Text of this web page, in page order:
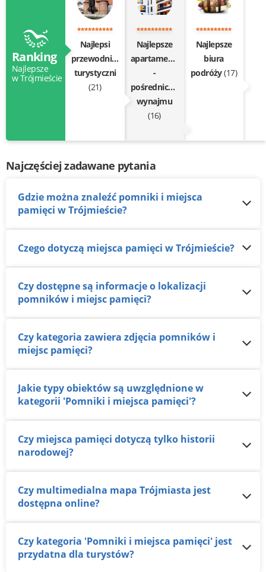
Ranking
Najlepsze
w Trójmieście
Najlepsi
przewodnicy
turystyczni
(21)
Najlepsze
apartamenty
-
pośrednictwo
wynajmu
(16)
Najlepsze
biura
podróży(17)
Najczęściej zadawane pytania
Gdzie można znaleźć pomniki i miejsca
pamięci w Trójmieście?
Czego dotyczą miejsca pamięci w Trójmieście?
Czy dostępne są informacje o lokalizacji
pomników i miejsc pamięci?
Czy kategoria zawiera zdjęcia pomników i
miejsc pamięci?
Jakie typy obiektów są uwzględnione w
kategorii 'Pomniki i miejsca pamięci'?
Czy miejsca pamięci dotyczą tylko historii
narodowej?
Czy multimedialna mapa Trójmiasta jest
dostępna online?
Czy kategoria 'Pomniki i miejsca pamięci' jest
przydatna dla turystów?